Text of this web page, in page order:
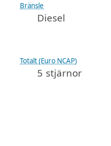
Bränsle
Diesel
Totalt (Euro NCAP)
5 stjärnor